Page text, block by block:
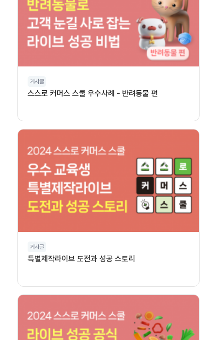
게시글
스스로 커머스 스쿨 우수사례 - 반려동물 편
게시글
특별제작라이브 도전과 성공 스토리